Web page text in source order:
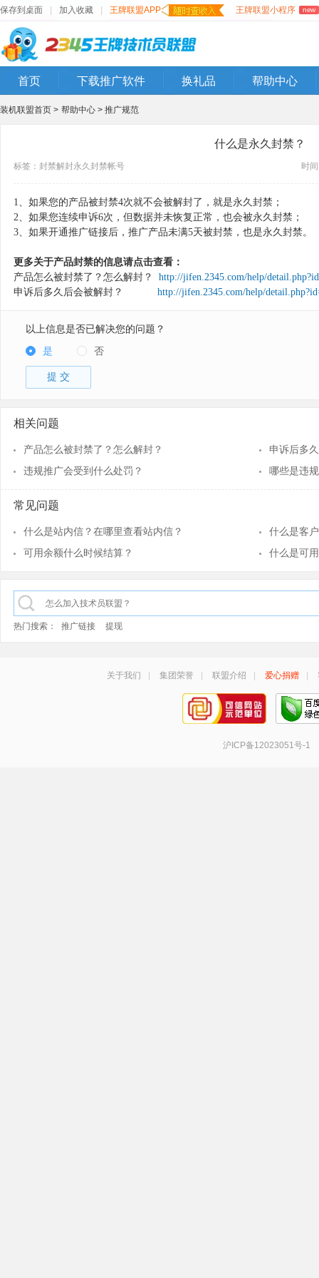
保存到桌面 加入收藏 王牌联盟APP 王牌联盟小程序 new
首页 下载推广软件 换礼品 帮助中心
装机联盟首页 > 帮助中心 > 推广规范
什么是永久封禁？
标签： 封禁解封永久封禁帐号 时
1、如果您的产品被封禁4次就不会被解封了，就是永久封禁；
2、如果您连续申诉6次，但数据并未恢复正常，也会被永久封禁；
3、如果开通推广链接后，推广产品未满5天被封禁，也是永久封禁。
更多关于产品封禁的信息请点击查看：
产品怎么被封禁了？怎么解封？ http://jifen.2345.com/help/
申诉后多久后会被解封？
http://jifen.2345.com/help/
以上信息是否已解决您的问题？
是 否
提 交
相关问题
产品怎么被封禁了？怎么解封？
申诉后多
违规推广会受到什么处罚？
哪些是违
常见问题
什么是站内信？在哪里查看站内信？
什么是客
可用余额什么时候结算？
什么是可
热门搜索： 推广链接 提现
关于我们 集团荣誉 联盟介绍 爱心捐赠
沪ICP备12023051号-1